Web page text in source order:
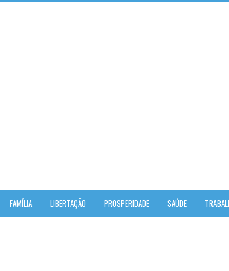
FAMÍLIA LIBERTAÇÃO PROSPERIDADE SAÚDE